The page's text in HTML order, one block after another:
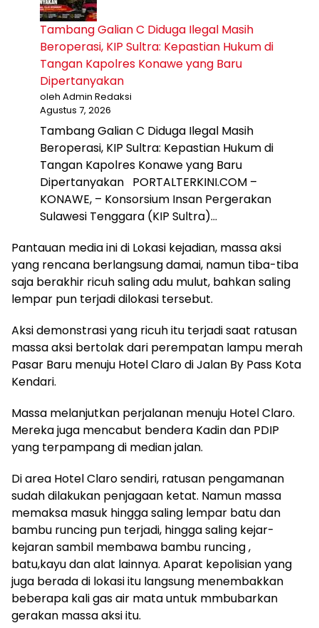
Tambang Galian C Diduga Ilegal Masih
Beroperasi, KIP Sultra: Kepastian Hukum di
Tangan Kapolres Konawe yang Baru
Dipertanyakan
oleh Admin Redaksi
Agustus 7, 2026
Tambang Galian C Diduga Ilegal Masih
Beroperasi, KIP Sultra: Kepastian Hukum di
Tangan Kapolres Konawe yang Baru
Dipertanyakan PORTALTERKINI.COM –
KONAWE, – Konsorsium Insan Pergerakan
Sulawesi Tenggara (KIP Sultra)…
Pantauan media ini di Lokasi kejadian, massa aksi
yang rencana berlangsung damai, namun tiba-tiba
saja berakhir ricuh saling adu mulut, bahkan saling
lempar pun terjadi dilokasi tersebut.
Aksi demonstrasi yang ricuh itu terjadi saat ratusan
massa aksi bertolak dari perempatan lampu merah
Pasar Baru menuju Hotel Claro di Jalan By Pass Kota
Kendari.
Massa melanjutkan perjalanan menuju Hotel Claro.
Mereka juga mencabut bendera Kadin dan PDIP
yang terpampang di median jalan.
Di area Hotel Claro sendiri, ratusan pengamanan
sudah dilakukan penjagaan ketat. Namun massa
memaksa masuk hingga saling lempar batu dan
bambu runcing pun terjadi, hingga saling kejar-
kejaran sambil membawa bambu runcing ,
batu,kayu dan alat lainnya. Aparat kepolisian yang
juga berada di lokasi itu langsung menembakkan
beberapa kali gas air mata untuk mmbubarkan
gerakan massa aksi itu.